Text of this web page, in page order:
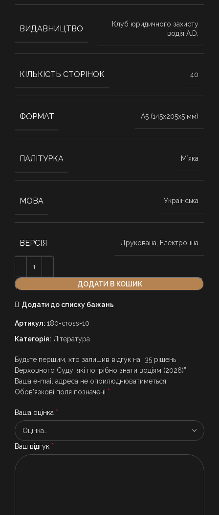
ВИДАВНИЦТВО
Клуб юридичного захисту
водія A.D.
КІЛЬКІСТЬ СТОРІНОК 40
ФОРМАТ А5 (145x205x5 мм)
ПАЛІТУРКА Мʼяка
МОВА Українська
ВЕРСІЯ Друкована, Електронна
ДОДАТИ В КОШИК
Додати до списку бажань
Артикул: 180-cross-10
Категорія: Література
Будьте першим, хто залишив відгук на “35 рішень
Верховного Суду, які потрібно знати водіям (2026)”
Ваша e-mail адреса не оприлюднюватиметься.
Обов’язкові поля позначені *
Ваша оцінка *
Ваш відгук *